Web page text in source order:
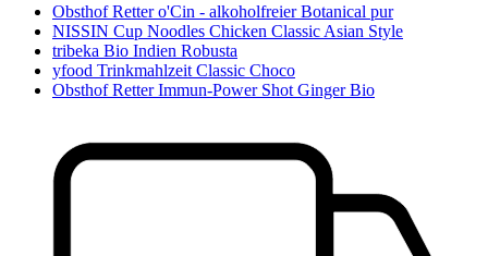
Obsthof Retter o'Cin - alkoholfreier Botanical pur
NISSIN Cup Noodles Chicken Classic Asian Style
tribeka Bio Indien Robusta
yfood Trinkmahlzeit Classic Choco
Obsthof Retter Immun-Power Shot Ginger Bio